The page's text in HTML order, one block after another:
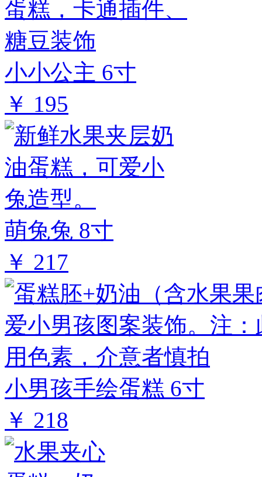
小小公主 6寸
￥ 195
萌兔兔 8寸
￥ 217
小男孩手绘蛋糕 6寸
￥ 218